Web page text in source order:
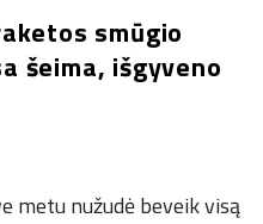
smūgio
šeima, išgyveno
metu nužudė beveik visą